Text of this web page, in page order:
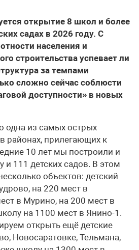
открытие 8 школ и более
садах в 2026 году. С
населения и
строительства успевает ли
за темпами
сложно сейчас соблюсти
доступности» в новых
одна из самых острых
районах, прилегающих к
10 лет мы построили и
и 111 детских садов. В этом
объектов: детский
на 220 мест в
в Мурино, на 200 мест в
на 1100 мест в Янино-1.
открыть ещё детские
Новосаратовке, Тельмана,